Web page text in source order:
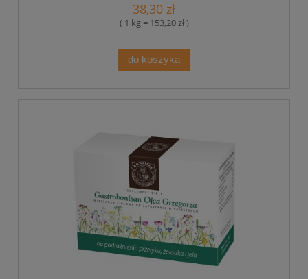
38,30 zł
( 1 kg = 153,20 zł )
do koszyka